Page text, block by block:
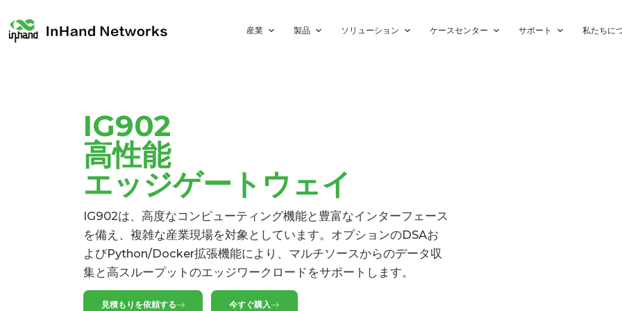
産業 製品 ソリューション ケースセンター サポート 私たちに
IG902
高性能
エッジゲートウェイ
IG902は、高度なコンピューティング機能と豊富なインターフェース
を備え、複雑な産業現場を対象としています。オプションのDSAお
よびPython/Docker拡張機能により、マルチソースからのデータ収
集と高スループットのエッジワークロードをサポートします。
見積もりを依頼する 今すぐ購入